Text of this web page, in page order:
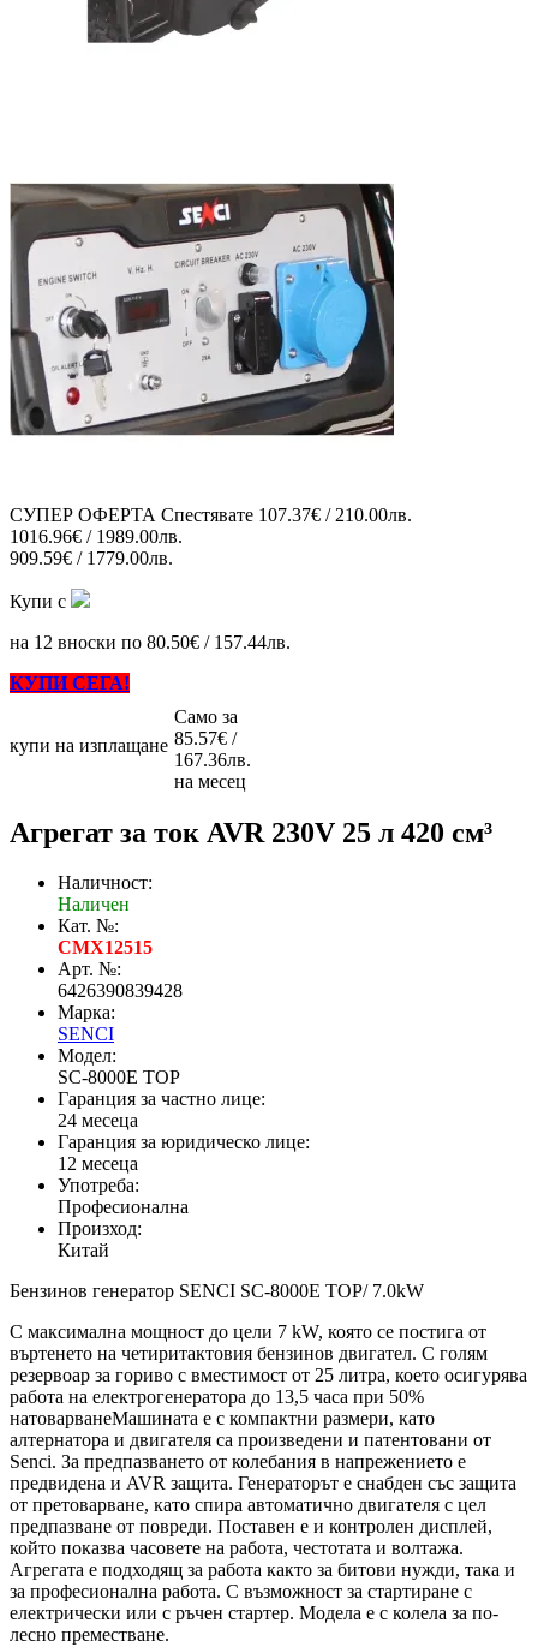
СУПЕР ОФЕРТА Спестявате 107.37€ / 210.00лв.
1016.96€ / 1989.00лв.
909.59€ / 1779.00лв.
Купи с
на 12 вноски по 80.50€ / 157.44лв.
КУПИ СЕГА!
купи на изплащане
Само за
85.57€ /
167.36лв.
на месец
Агрегат за ток AVR 230V 25 л 420 см³
Наличност:
Наличен
Кат. №:
CMX12515
Арт. №:
6426390839428
Марка:
SENCI
Модел:
SC-8000E TOP
Гаранция за частно лице:
24 месеца
Гаранция за юридическо лице:
12 месеца
Употреба:
Професионална
Произход:
Китай
Бензинов генератор SENCI SC-8000E TOP/ 7.0kW
С максимална мощност до цели 7 kW, която се постига от
въртенето на четиритактовия бензинов двигател. С голям
резервоар за гориво с вместимост от 25 литра, което осигурява
работа на електрогенератора до 13,5 часа при 50%
натоварванеМашината е с компактни размери, като
алтернатора и двигателя са произведени и патентовани от
Senci. За предпазването от колебания в напрежението е
предвидена и AVR защита. Генераторът е снабден със защита
от претоварване, като спира автоматично двигателя с цел
предпазване от повреди. Поставен е и контролен дисплей,
който показва часовете на работа, честотата и волтажа.
Агрегата е подходящ за работа както за битови нужди, така и
за професионална работа. С възможност за стартиране с
електрически или с ръчен стартер. Модела е с колела за по-
лесно преместване.